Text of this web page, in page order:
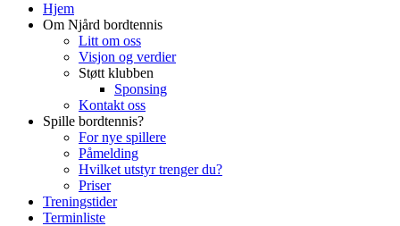
Hjem
Om Njård bordtennis
Litt om oss
Visjon og verdier
Støtt klubben
Sponsing
Kontakt oss
Spille bordtennis?
For nye spillere
Påmelding
Hvilket utstyr trenger du?
Priser
Treningstider
Terminliste